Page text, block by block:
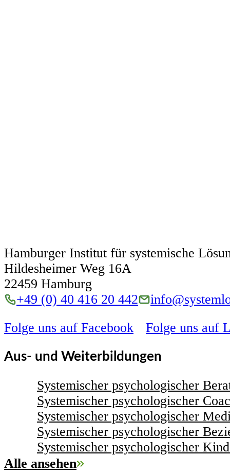
Hamburger Institut für systemische
Hildesheimer Weg 16A
22459 Hamburg
+49 (0) 40 416 20 442
Folge uns auf Facebook
Folge uns auf
Aus- und Weiterbildungen
Systemischer psychologischer
Systemischer psychologischer
Systemischer psychologischer
Systemischer psychologischer
Systemischer psychologischer
Alle ansehen